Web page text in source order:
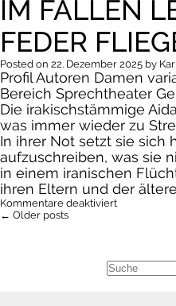
der
Fremde
sprechen
die
Bäume
arabisch
IM FALLEN
FEDER
Posted on 22. Dezember 2025 by
Profil Autoren Damen
Bereich Sprechtheater
Die irakischstämmige
was immer wieder zu
In ihrer Not setzt sie sich
aufzuschreiben, was sie
in einem iranischen
ihren Eltern und der
Kommentare deaktiviertfür
Feder
fliegen
← Older posts